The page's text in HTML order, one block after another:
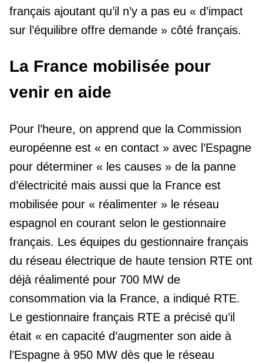
français ajoutant qu’il n’y a pas eu « d’impact
sur l’équilibre offre demande » côté français.
La France mobilisée pour
venir en aide
Pour l’heure, on apprend que la Commission
européenne est « en contact » avec l’Espagne
pour déterminer « les causes » de la panne
d’électricité mais aussi que la France est
mobilisée pour « réalimenter » le réseau
espagnol en courant selon le gestionnaire
français. Les équipes du gestionnaire français
du réseau électrique de haute tension RTE ont
déjà réalimenté pour 700 MW de
consommation via la France, a indiqué RTE.
Le gestionnaire français RTE a précisé qu’il
était « en capacité d’augmenter son aide à
l’Espagne à 950 MW dès que le réseau